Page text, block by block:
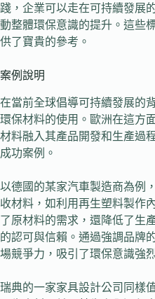
踐，企業可以走在可持續發展
動整體環保意識的提升。這些
供了寶貴的參考。
案例說明
在當前全球倡導可持續發展的
環保材料的使用。歐洲在這方
材料融入其產品開發和生產過
成功案例。
以德國的某家汽車製造商為例
收材料，如利用再生塑料製作
了原材料的需求，還降低了生
的認可與信賴。通過強調品牌
場競爭力，吸引了環保意識強
瑞典的一家家具設計公司同樣